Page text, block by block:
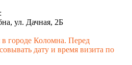
:
ул. Дачная, 2Б
городе Коломна. Перед
дату и время визита по